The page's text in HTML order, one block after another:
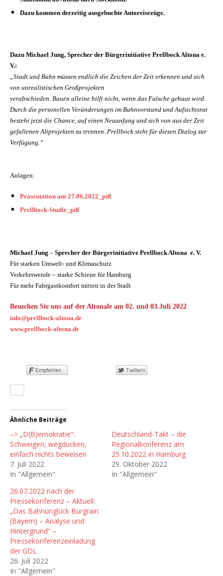
Dazu kommen derzeitig ausgebuchte Autoreisezüge.
Dazu Michael Jung, Sprecher der Bürgerinitiative Prellbock Altona e.
V.:
„Stadt und Bahn müssen endlich die Zeichen der Zeit erkennen und sich
von unrealistischen Großprojekten
verabschieden. Bauen alleine hilft nicht, wenn das Falsche gebaut wird.
Durch die personellen Veränderungen im Bahnvorstand und Aufsichtsrat
besteht jetzt die Chance, auf einen Neuanfang und sich von aus der Zeit
gefallenen Altprojekten zu trennen. Prellbock steht für diesen Dialog zur
Verfügung.“
Anlagen:
Präsentation am 27.06.2022_pdf
Prellbock-Studie_pdf
Michael Jung – Sprecher der Bürgerinitiative Prellbock Altona e. V.
Für starken Umwelt- und Klimaschutz
Verkehrswende – starke Schiene für Hamburg
Für mehr Fahrgastkomfort mitten in der Stadt
Besuchen Sie uns auf der Altonale am 02. und 03.Juli 2022
info@prellbock-altona.de
www.prellbock-altona.de
Ähnliche Beiträge
–> „D(B)emokratie“:
Schweigen, wegducken,
einfach nichts beweisen
7. Juli 2022
In "Allgemein"
Deutschland-Takt – die
Regionalkonferenz am
25.10.2022 in Hamburg
29. Oktober 2022
In "Allgemein"
26.07.2022 nach der
Pressekonferenz – Aktuell:
„Das Bahnunglück Burgrain
(Bayern) – Analyse und
Hintergrund“ –
Pressekonferenzeinladung
der GDL
26. Juli 2022
In "Allgemein"